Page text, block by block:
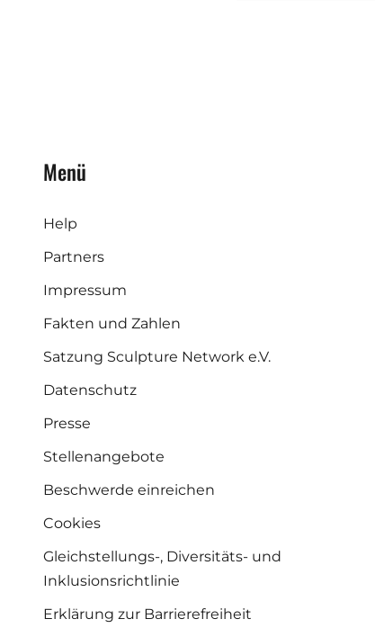
Menü
Help
Partners
Impressum
Fakten und Zahlen
Satzung Sculpture Network e.V.
Datenschutz
Presse
Stellenangebote
Beschwerde einreichen
Cookies
Gleichstellungs-, Diversitäts- und
Inklusionsrichtlinie
Erklärung zur Barrierefreiheit